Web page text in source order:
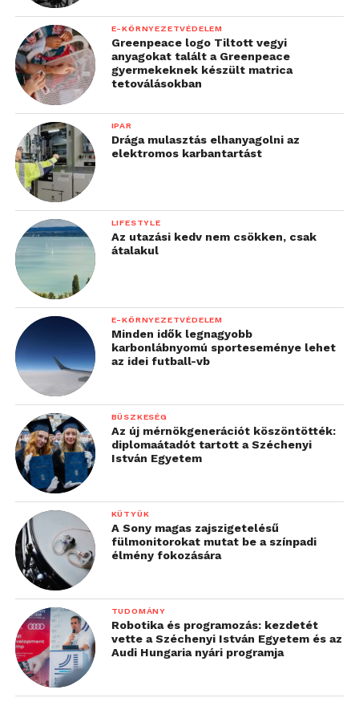
E-KÖRNYEZETVÉDELEM
Greenpeace logo Tiltott vegyi
anyagokat talált a Greenpeace
gyermekeknek készült matrica
tetoválásokban
IPAR
Drága mulasztás elhanyagolni az
elektromos karbantartást
LIFESTYLE
Az utazási kedv nem csökken, csak
átalakul
E-KÖRNYEZETVÉDELEM
Minden idők legnagyobb
karbonlábnyomú sporteseménye lehet
az idei futball-vb
BÜSZKESÉG
Az új mérnökgenerációt köszöntötték:
diplomaátadót tartott a Széchenyi
István Egyetem
KÜTYÜK
A Sony magas zajszigetelésű
fülmonitorokat mutat be a színpadi
élmény fokozására
TUDOMÁNY
Robotika és programozás: kezdetét
vette a Széchenyi István Egyetem és az
Audi Hungaria nyári programja